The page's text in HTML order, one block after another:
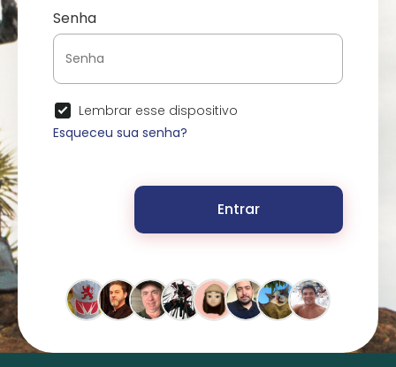
Senha
Lembrar esse dispositivo
Esqueceu sua senha?
Entrar